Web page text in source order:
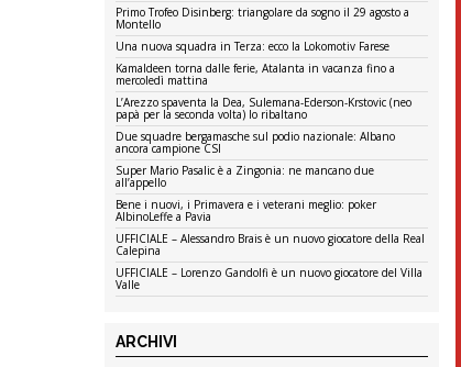
Primo Trofeo Disinberg: triangolare da sogno il 29 agosto a
Montello
Una nuova squadra in Terza: ecco la Lokomotiv Farese
Kamaldeen torna dalle ferie, Atalanta in vacanza fino a
mercoledì mattina
L’Arezzo spaventa la Dea, Sulemana-Ederson-Krstovic (neo
papà per la seconda volta) lo ribaltano
Due squadre bergamasche sul podio nazionale: Albano
ancora campione CSI
Super Mario Pasalic è a Zingonia: ne mancano due
all’appello
Bene i nuovi, i Primavera e i veterani meglio: poker
AlbinoLeffe a Pavia
UFFICIALE – Alessandro Brais è un nuovo giocatore della Real
Calepina
UFFICIALE – Lorenzo Gandolfi è un nuovo giocatore del Villa
Valle
ARCHIVI